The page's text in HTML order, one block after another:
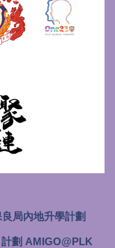
局內地升學計劃
劃 AMIGO@PLK